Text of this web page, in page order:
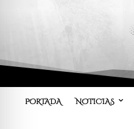
PORTADA NOTICIAS